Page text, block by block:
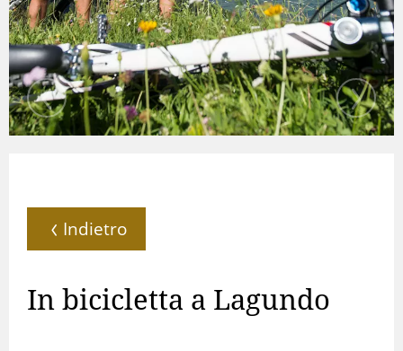
Indietro
In bicicletta a Lagundo